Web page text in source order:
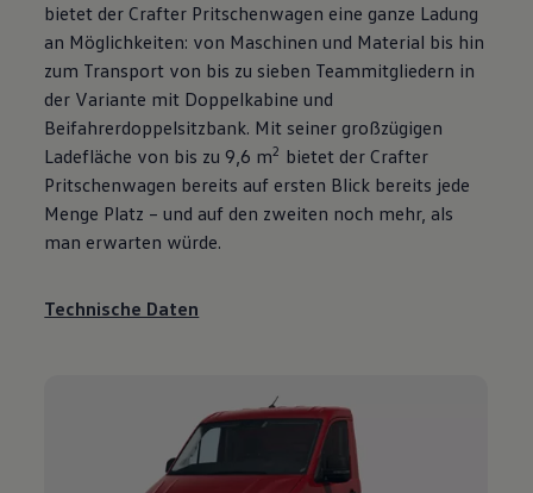
bietet der Crafter Pritschenwagen eine ganze Ladung
an Möglichkeiten: von Maschinen und Material bis hin
zum Transport von bis zu sieben Teammitgliedern in
der Variante mit Doppelkabine und
Beifahrerdoppelsitzbank. Mit seiner großzügigen
Ladefläche von bis zu 9,6 m2 bietet der Crafter
Pritschenwagen bereits auf ersten Blick bereits jede
Menge Platz – und auf den zweiten noch mehr, als
man erwarten würde.
Technische Daten